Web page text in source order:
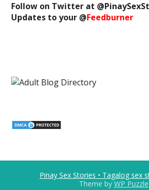
Follow on Twitter at @
Updates to your @Feedburner
Pinay Sex Stories • Tagalog sex
Theme by WP Puzzle